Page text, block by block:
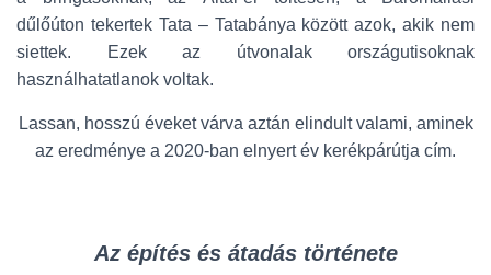
dűlőúton tekertek Tata – Tatabánya között azok, akik nem
siettek. Ezek az útvonalak országutisoknak
használhatatlanok voltak.
Lassan, hosszú éveket várva aztán elindult valami, aminek
az eredménye a 2020-ban elnyert év kerékpárútja cím.
Az építés és átadás története